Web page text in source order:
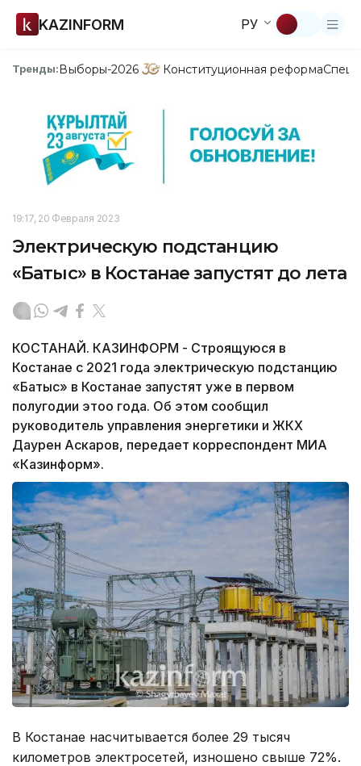
KAZINFORM РУ
Тренды:Выборы-2026 Конституционная реформа
19:17, 20 Февраля 2023
Электрическую подстанцию
«Батыс» в Костанае запустят до лета
КОСТАНАЙ. КАЗИНФОРМ - Строящуюся в
Костанае с 2021 года электрическую подстанцию
«Батыс» в Костанае запустят уже в первом
полугодии этоо года. Об этом сообщил
руководитель управления энергетики и ЖКХ
Даурен Аскаров, передает корреспондент МИА
«Казинформ».
В Костанае насчитывается более 29 тысяч
километров электросетей, изношено свыше 72%.